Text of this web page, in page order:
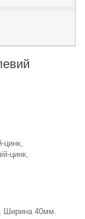
цинк,
Ширина 40мм.